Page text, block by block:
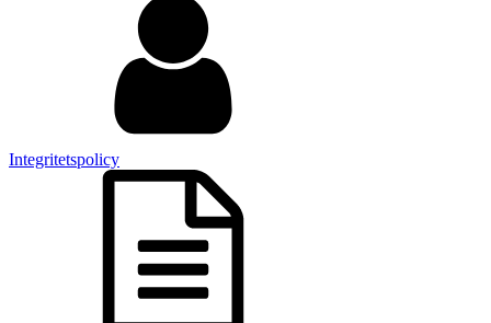
Integritetspolicy